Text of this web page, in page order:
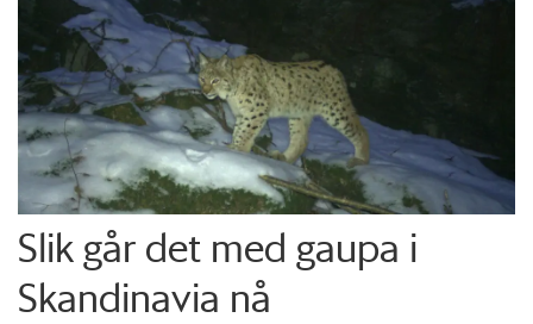
Slik går det med gaupa i
Skandinavia nå